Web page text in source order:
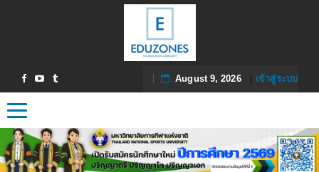
August 9, 2026| เข้าสู่ระบบ
Toggle navigation